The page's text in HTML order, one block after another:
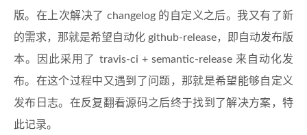
版。在上次解决了 changelog 的自定义之后。我又有了新
的需求，那就是希望自动化 github-release，即自动发布版
本。因此采用了 travis-ci + semantic-release 来自动化发
布。在这个过程中又遇到了问题，那就是希望能够自定义
发布日志。在反复翻看源码之后终于找到了解决方案，特
此记录。